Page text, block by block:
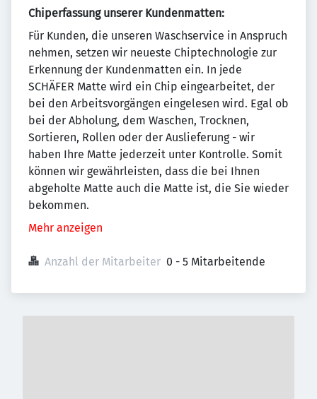
Chiperfassung unserer Kundenmatten:
Für Kunden, die unseren Waschservice in Anspruch
nehmen, setzen wir neueste Chiptechnologie zur
Erkennung der Kundenmatten ein. In jede
SCHÄFER Matte wird ein Chip eingearbeitet, der
bei den Arbeitsvorgängen eingelesen wird. Egal ob
bei der Abholung, dem Waschen, Trocknen,
Sortieren, Rollen oder der Auslieferung - wir
haben Ihre Matte jederzeit unter Kontrolle. Somit
können wir gewährleisten, dass die bei Ihnen
abgeholte Matte auch die Matte ist, die Sie wieder
bekommen.
Mehr anzeigen
Anzahl der Mitarbeiter 0 - 5 Mitarbeitende